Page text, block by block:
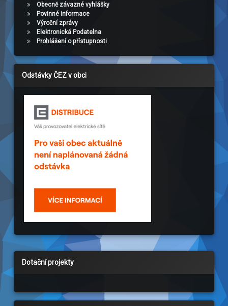
Obecně závazné vyhlášky
Povinné informace
Výroční zprávy
Elektronická Podatelna
Prohlášení o přístupnosti
Odstávky ČEZ v obci
Dotační projekty